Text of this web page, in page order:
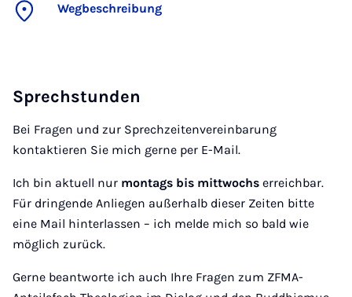
Wegbeschreibung
Sprechstunden
Bei Fragen und zur Sprechzeitenvereinbarung
kontaktieren Sie mich gerne per E-Mail.
Ich bin aktuell nur montags bis mittwochs erreichbar.
Für dringende Anliegen außerhalb dieser Zeiten bitte
eine Mail hinterlassen – ich melde mich so bald wie
möglich zurück.
Gerne beantworte ich auch Ihre Fragen zum ZFMA-